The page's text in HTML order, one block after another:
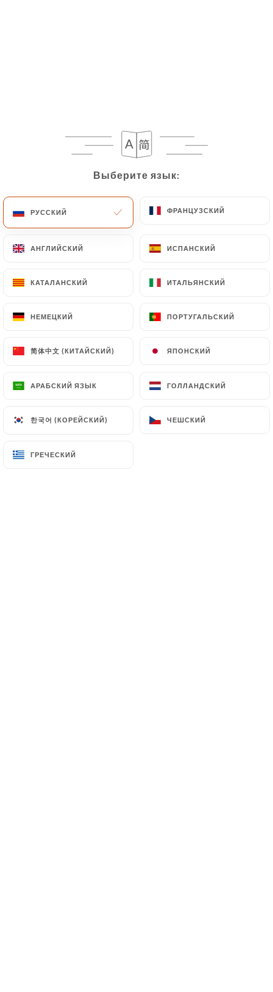
Выберите язык:
РУССКИЙ ФРАНЦУЗСКИЙ
АНГЛИЙСКИЙ ИСПАНСКИЙ
КАТАЛАНСКИЙ ИТАЛЬЯНСКИЙ
НЕМЕЦКИЙ ПОРТУГАЛЬСКИЙ
简体中文 (КИТАЙСКИЙ) ЯПОНСКИЙ
АРАБСКИЙ ЯЗЫК ГОЛЛАНДСКИЙ
한국어 (КОРЕЙСКИЙ) ЧЕШСКИЙ
ГРЕЧЕСКИЙ
Выберите язык:
РУССКИЙ ФРАНЦУЗСКИЙ
АНГЛИЙСКИЙ ИСПАНСКИЙ
КАТАЛАНСКИЙ ИТАЛЬЯНСКИЙ
НЕМЕЦКИЙ ПОРТУГАЛЬСКИЙ
简体中文 (КИТАЙСКИЙ) ЯПОНСКИЙ
АРАБСКИЙ ЯЗЫК ГОЛЛАНДСКИЙ
한국어 (КОРЕЙСКИЙ) ЧЕШСКИЙ
ГРЕЧЕСКИЙ